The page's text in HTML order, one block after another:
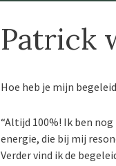
Patrick
Hoe heb je mijn
“Altijd 100%! Ik ben
energie, die bij mij
Verder vind ik de